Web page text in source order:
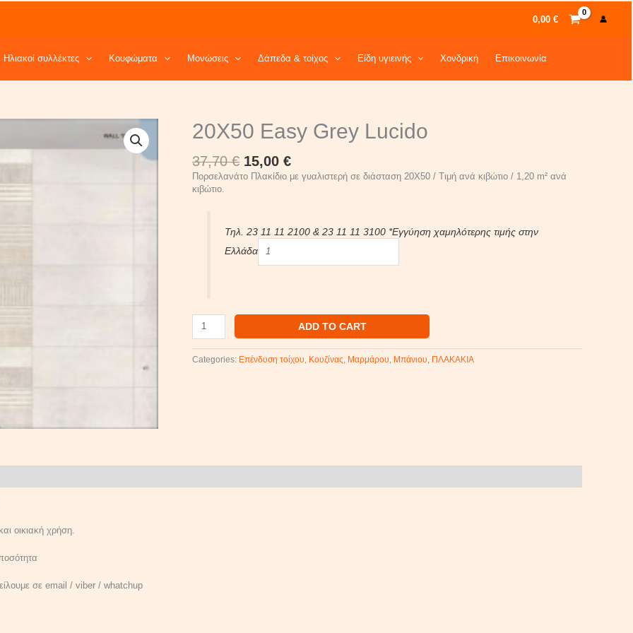
0,00€
Ηλιακοί συλλέκτες Κουφώματα Μονώσεις Δάπεδα & τοίχος Είδη υγιεινής Χονδρική Επικοινωνία
20X50 Easy Grey Lucido
37,70€
Original
price
37,70 €.
15,00 €
Current
price
15,00 €.
Πορσελανάτο Πλακίδιο με γυαλιστερή σε διάσταση 20Χ50 / Τιμή ανά κιβώτιο / 1,20 m² ανά
κιβώτιο.
Τηλ. 23 11 11 2100 & 23 11 11 3100 *Εγγύηση χαμηλότερης τιμής στην
Ελλάδα
20X50
Easy
Lucido
quantity
ADD TO CART
Categories: Επένδυση τοίχου Κουζίνας Μαρμάρου Μπάνιου ΠΛΑΚΑΚΙΑ
οικιακή χρήση.
σε email / viber / whatchup